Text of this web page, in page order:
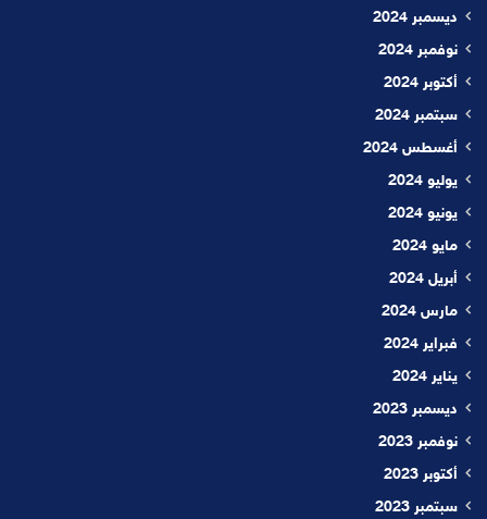
ديسمبر 2024
نوفمبر 2024
أكتوبر 2024
سبتمبر 2024
أغسطس 2024
يوليو 2024
يونيو 2024
مايو 2024
أبريل 2024
مارس 2024
فبراير 2024
يناير 2024
ديسمبر 2023
نوفمبر 2023
أكتوبر 2023
سبتمبر 2023